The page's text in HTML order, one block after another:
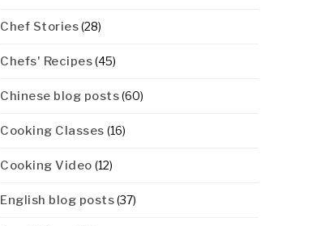
Chef Stories(28)
Chefs' Recipes(45)
Chinese blog posts(60)
Cooking Classes (16)
Cooking Video (12)
English blog posts(37)